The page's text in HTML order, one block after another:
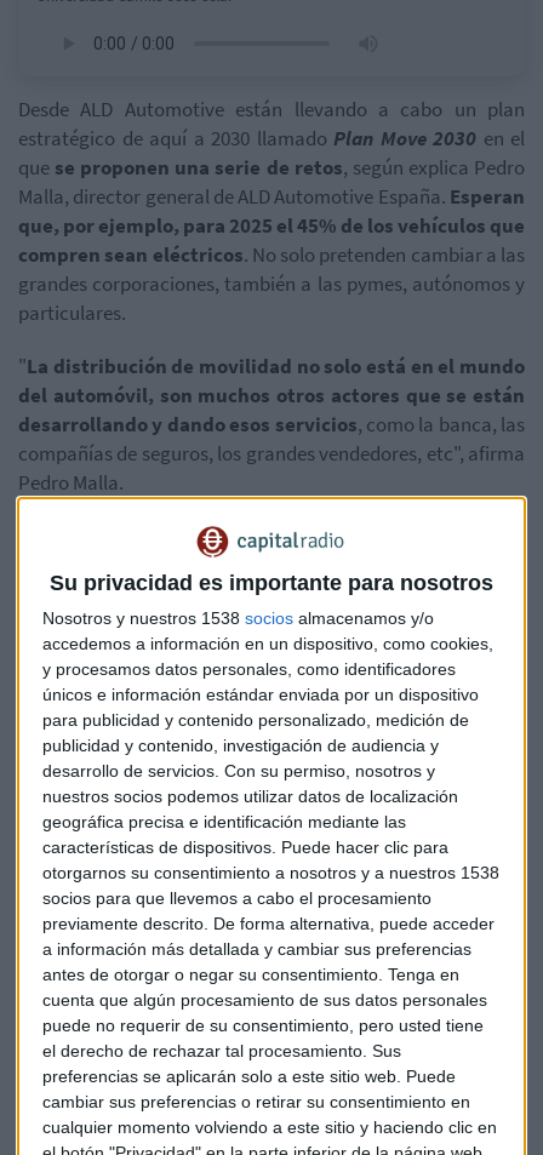
Su privacidad es importante para nosotros
Nosotros y nuestros 1538 socios almacenamos y/o
accedemos a información en un dispositivo, como cookies,
y procesamos datos personales, como identificadores
únicos e información estándar enviada por un dispositivo
para publicidad y contenido personalizado, medición de
publicidad y contenido, investigación de audiencia y
desarrollo de servicios. Con su permiso, nosotros y
nuestros socios podemos utilizar datos de localización
geográfica precisa e identificación mediante las
características de dispositivos. Puede hacer clic para
otorgarnos su consentimiento a nosotros y a nuestros 1538
socios para que llevemos a cabo el procesamiento
previamente descrito. De forma alternativa, puede acceder
a información más detallada y cambiar sus preferencias
antes de otorgar o negar su consentimiento. Tenga en
cuenta que algún procesamiento de sus datos personales
puede no requerir de su consentimiento, pero usted tiene
el derecho de rechazar tal procesamiento. Sus
preferencias se aplicarán solo a este sitio web. Puede
cambiar sus preferencias o retirar su consentimiento en
cualquier momento volviendo a este sitio y haciendo clic en
Desde ALD Automotive están llevando a cabo un plan
estratégico de aquí a 2030 llamado Plan Move 2030 en el
que se proponen una serie de retos, según explica Pedro
Malla, director general de ALD Automotive España. Esperan
que, por ejemplo, para 2025 el 45% de los vehículos que
compren sean eléctricos. No solo pretenden cambiar a las
grandes corporaciones, también a las pymes, autónomos y
particulares.
"La distribución de movilidad no solo está en el mundo
del automóvil, son muchos otros actores que se están
desarrollando y dando esos servicios, como la banca, las
compañías de seguros, los grandes vendedores, etc", afirma
Pedro Malla.
A pesar de la actual situación, afirma que
estos tres últimos meses un repunte "enorme" de sus
pedidos. "Hemos pasado 2020 con muchos problemas y
este año nos hemos dado cuenta de que tenemos mucha
capacidad de resistencia", asegura.
Fernando Prieto, CEO del Observatorio de la Sostenibilidad
en España, piensa que las claves para que una empresa
crezca de manera sostenible está en plantearte ciertos
retos.El reto más importante está en la
descarbonización. Y señala que "gracias al big data
podemos conseguir datos sobre sostenibilidad que
antes eran imposibles."
Clara Santos, subdirectora general de ALD Automotive
España, cree que están "ayudando a que se normalice el uso
del vehículo eléctrico". Además,existe una tendencia al
uso en vez de a la propiedad del vehículo,por lo que el
renting aporta mucho en este aspecto.
Según Clara Santos, "no nos podemos permitir seguir
esperando en materia de sostenibilidad. Por eso,de aquí a